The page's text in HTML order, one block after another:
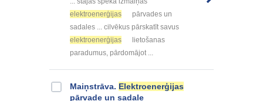
elektroenerģijas
pārvades un
sadales ... cilvēkus pārskatīt savus
elektroenerģijas
lietošanas
paradumus, pārdomājot ...
Maiņstrāva. Elektroenerģijas
pārvade un sadale